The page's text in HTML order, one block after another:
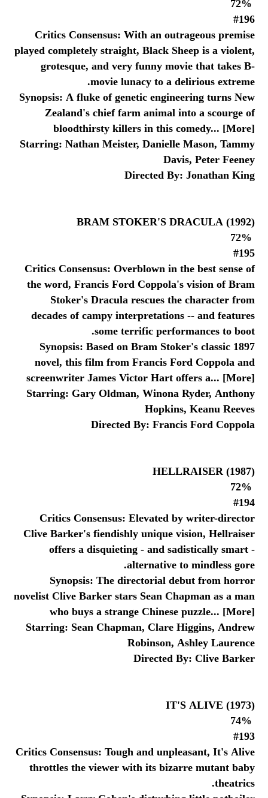
#196
Critics Consensus: With an outrageous premise
played completely straight, Black Sheep is a violent,
grotesque, and very funny movie that takes B-
movie lunacy to a delirious extreme.
Synopsis: A fluke of genetic engineering turns New
Zealand's chief farm animal into a scourge of
bloodthirsty killers in this comedy... [More]
Starring: Nathan Meister, Danielle Mason, Tammy
Davis, Peter Feeney
Directed By: Jonathan King
BRAM STOKER'S DRACULA (1992)
#195
Critics Consensus: Overblown in the best sense of
the word, Francis Ford Coppola's vision of Bram
Stoker's Dracula rescues the character from
decades of campy interpretations -- and features
some terrific performances to boot.
Synopsis: Based on Bram Stoker's classic 1897
novel, this film from Francis Ford Coppola and
screenwriter James Victor Hart offers a... [More]
Starring: Gary Oldman, Winona Ryder, Anthony
Hopkins, Keanu Reeves
Directed By: Francis Ford Coppola
HELLRAISER (1987)
#194
Critics Consensus: Elevated by writer-director
Clive Barker's fiendishly unique vision, Hellraiser
offers a disquieting - and sadistically smart -
alternative to mindless gore.
Synopsis: The directorial debut from horror
novelist Clive Barker stars Sean Chapman as a man
who buys a strange Chinese puzzle... [More]
Starring: Sean Chapman, Clare Higgins, Andrew
Robinson, Ashley Laurence
Directed By: Clive Barker
IT'S ALIVE (1973)
#193
Critics Consensus: Tough and unpleasant, It's Alive
throttles the viewer with its bizarre mutant baby
theatrics.